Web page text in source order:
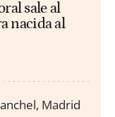
sale al
nacida al